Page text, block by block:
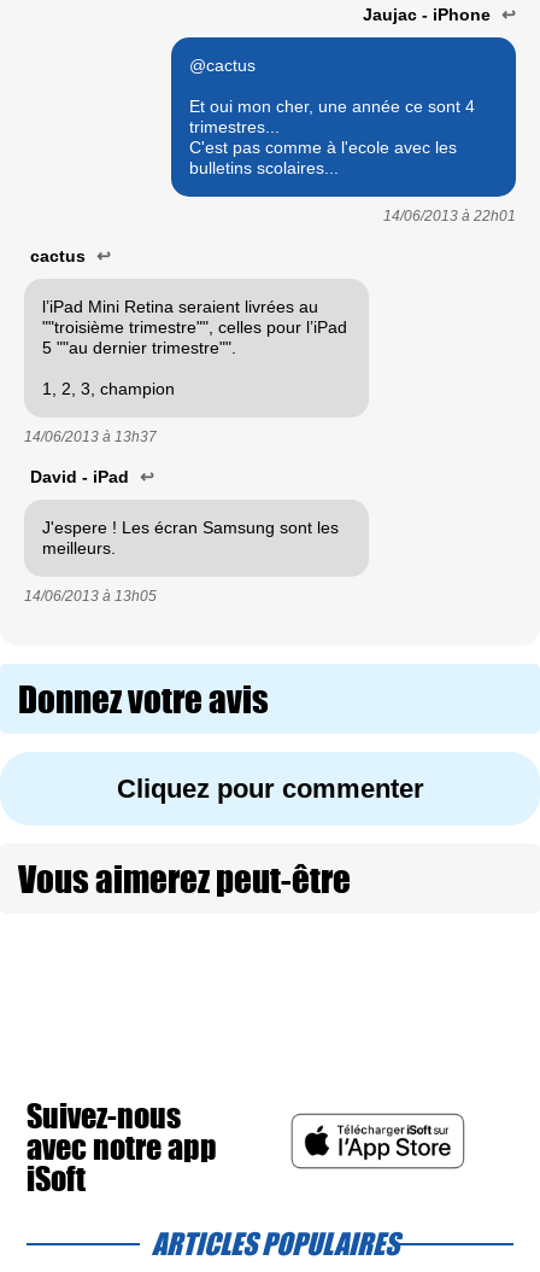
Jaujac - iPhone ↩
@cactus
Et oui mon cher, une année ce sont 4
trimestres...
C'est pas comme à l'ecole avec les
bulletins scolaires...
14/06/2013 à 22h01
cactus ↩
l’iPad Mini Retina seraient livrées au
""troisième trimestre"", celles pour l’iPad
5 ""au dernier trimestre"".
1, 2, 3, champion
14/06/2013 à 13h37
David - iPad ↩
J'espere ! Les écran Samsung sont les
meilleurs.
14/06/2013 à 13h05
Donnez votre avis
Cliquez pour commenter
Vous aimerez peut-être
Suivez-nous
avec notre app
iSoft
ARTICLES POPULAIRES